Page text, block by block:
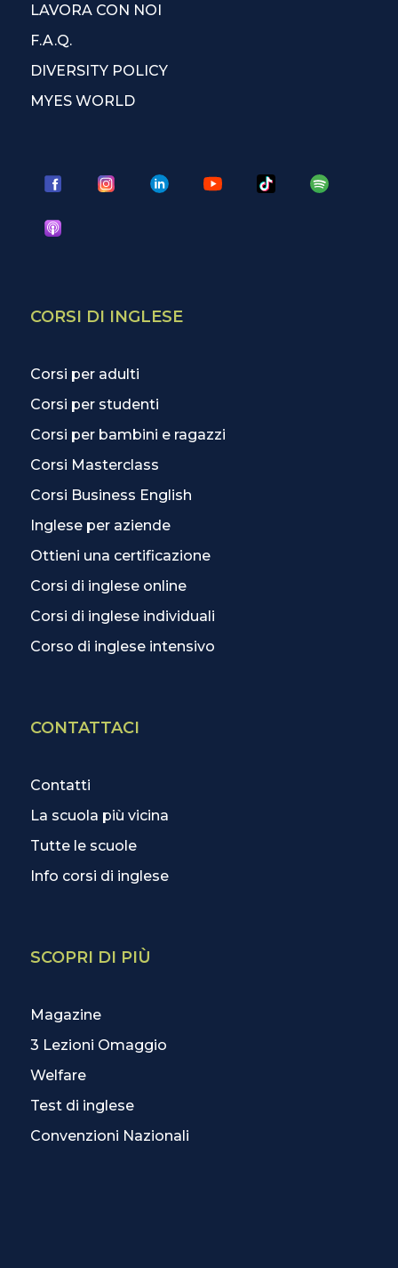
LAVORA CON NOI
F.A.Q.
DIVERSITY POLICY
MYES WORLD
CORSI DI INGLESE
Corsi per adulti
Corsi per studenti
Corsi per bambini e ragazzi
Corsi Masterclass
Corsi Business English
Inglese per aziende
Ottieni una certificazione
Corsi di inglese online
Corsi di inglese individuali
Corso di inglese intensivo
CONTATTACI
Contatti
La scuola più vicina
Tutte le scuole
Info corsi di inglese
SCOPRI DI PIÙ
Magazine
3 Lezioni Omaggio
Welfare
Test di inglese
Convenzioni Nazionali